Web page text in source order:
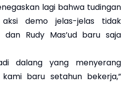
lagi bahwa tudingan
demo jelas-jelas tidak
Rudy Mas’ud baru saja
dalang yang menyerang
baru setahun bekerja,”